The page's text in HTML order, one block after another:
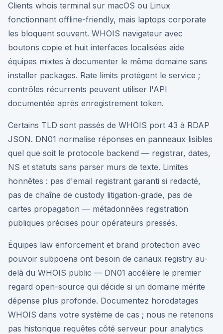
Clients whois terminal sur macOS ou Linux
fonctionnent offline-friendly, mais laptops corporate
les bloquent souvent. WHOIS navigateur avec
boutons copie et huit interfaces localisées aide
équipes mixtes à documenter le même domaine sans
installer packages. Rate limits protègent le service ;
contrôles récurrents peuvent utiliser l'API
documentée après enregistrement token.
Certains TLD sont passés de WHOIS port 43 à RDAP
JSON. DN01 normalise réponses en panneaux lisibles
quel que soit le protocole backend — registrar, dates,
NS et statuts sans parser murs de texte. Limites
honnêtes : pas d'email registrant garanti si redacté,
pas de chaîne de custody litigation-grade, pas de
cartes propagation — métadonnées registration
publiques précises pour opérateurs pressés.
Équipes law enforcement et brand protection avec
pouvoir subpoena ont besoin de canaux registry au-
delà du WHOIS public — DN01 accélère le premier
regard open-source qui décide si un domaine mérite
dépense plus profonde. Documentez horodatages
WHOIS dans votre système de cas ; nous ne retenons
pas historique requêtes côté serveur pour analytics